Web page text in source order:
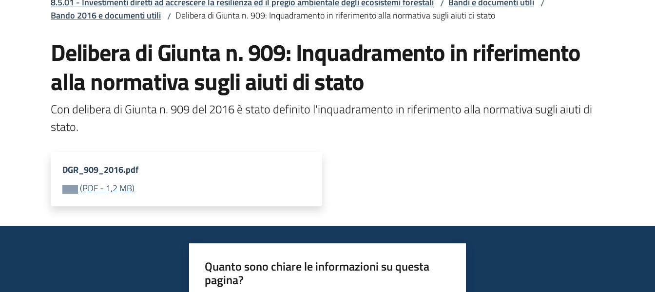
/
/
Bando 2016 e documenti utili / Delibera di Giunta n. 909: Inquadramento in riferimento alla normativa sugli aiuti di stato
Delibera di Giunta n. 909: Inquadramento in riferimento
alla normativa sugli aiuti di stato
Con delibera di Giunta n. 909 del 2016 è stato definito l'inquadramento in riferimento alla normativa sugli aiuti di
stato.
DGR_909_2016.pdf
(PDF- 1,2 MB)
Quanto sono chiare le informazioni su questa
pagina?